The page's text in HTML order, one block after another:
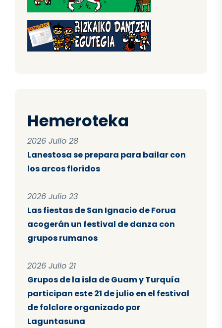
Hemeroteka
2026 Julio 28
Lanestosa se prepara para bailar con
los arcos floridos
2026 Julio 23
Las fiestas de San Ignacio de Forua
acogerán un festival de danza con
grupos rumanos
2026 Julio 21
Grupos de la isla de Guam y Turquía
participan este 21 de julio en el festival
de folclore organizado por
Laguntasuna